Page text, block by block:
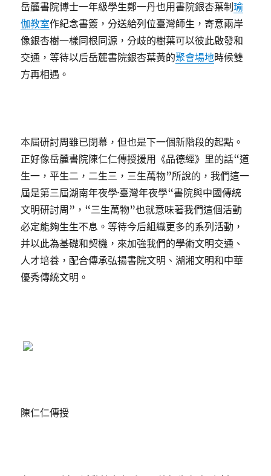
岳麓書院博士一年級學生鄭一丹也用書院銀杏葉制瑜
伽教室作紀念書簽，分送給列位臺灣師生，寄意兩岸
像銀杏樹一樣同根同源，分歧的樹葉可以彼此啟發和
交通，等待以后岳麓書院銀杏葉黃的聚會場地時候雙
方再相遇。
本屆研討周雖已閉幕，但也是下一個新階段的起點。
正好像岳麓書院陳仁仁傳授援用《品德經》里的話“道
生一，平生二，二生三，三生萬物”所說的，我們這一
屆是第三屆湖南年夜學·臺灣年夜學“書院與中國傳統
文明研討周”，“三生萬物”也就意味著我們這個活動
必定能夠生生不息。等待今后組織更多的系列活動，
并以此為基礎和契機，來加強我們的學術文明交通、
人才培養，配合傳承弘揚書院文明、湖湘文明和中華
優秀傳統文明。
陳仁仁傳授